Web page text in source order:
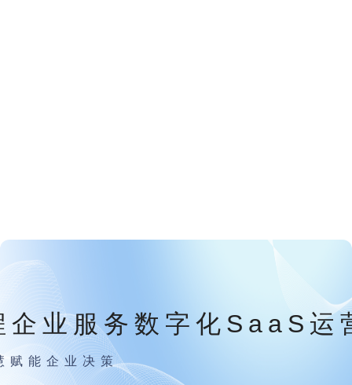
企业服务数字化SaaS运
赋能企业决策